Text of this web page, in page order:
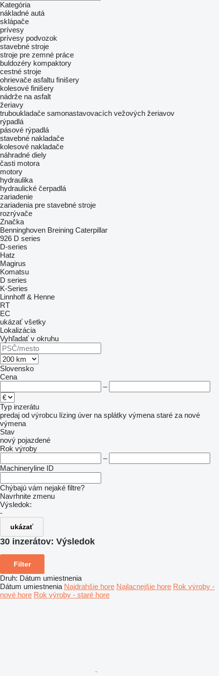
Kategória
nákladné autá
sklápače
prívesy
prívesy podvozok
stavebné stroje
stroje pre zemné práce
buldozéry kompaktory
cestné stroje
ohrievače asfaltu finišery
kolesové finišery
nádrže na asfalt
žeriavy
truboukladače samonastavovacích vežových žeriavov
rýpadlá
pásové rýpadlá
stavebné nakladače
kolesové nakladače
náhradné diely
časti motora
motory
hydraulika
hydraulické čerpadlá
zariadenie
zariadenia pre stavebné stroje
rozrývače
Značka
Benninghoven Breining Caterpillar
926 D series
D-series
Hatz
Magirus
Komatsu
D series
K-Series
Linnhoff & Henne
RT
EC
ukázať všetky
Lokalizácia
Vyhľadať v okruhu
Slovensko
Cena
–
Typ inzerátu
predaj od výrobcu lízing úver na splátky výmena staré za nové
výmena
Stav
nový pojazdené
Rok výroby
–
Machineryline ID
Chýbajú vám nejaké filtre?
Navrhnite zmenu
Výsledok:
-
ukázať
30 inzerátov: Výsledok
Filter
Druh: Dátum umiestnenia
Dátum umiestnenia Najdrahšie hore Najlacnejšie hore Rok výroby -
nové hore Rok výroby - staré hore